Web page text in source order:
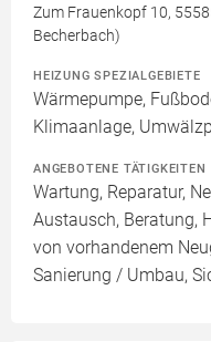
Zum Frauenkopf 10,
Becherbach)
HEIZUNG SPEZIALGEBIETE
Wärmepumpe,
Klimaanlage,
ANGEBOTENE TÄTIGKEITEN
Wartung, Reparatur,
Austausch, Beratung,
von vorhandenem
Sanierung / Umbau,